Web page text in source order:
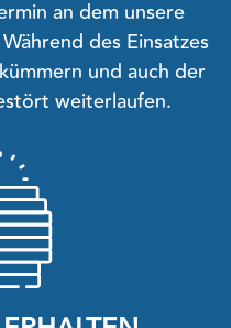
an dem unsere
des Einsatzes
und auch der
weiterlaufen.